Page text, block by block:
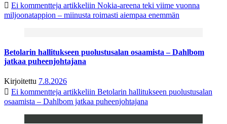
Ei kommentteja artikkeliin Nokia-areena teki viime vuonna
miljoonatappion – miinusta roimasti aiempaa enemmän
Betolarin hallitukseen puolustusalan osaamista – Dahlbom
jatkaa puheenjohtajana
Kirjoitettu 7.8.2026
Ei kommentteja artikkeliin Betolarin hallitukseen puolustusalan
osaamista – Dahlbom jatkaa puheenjohtajana